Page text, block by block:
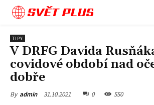
SVĚT PLUS
TIPY
V DRFG Davida
covidové období nad
dobře
By admin 31.10.2021 0 550